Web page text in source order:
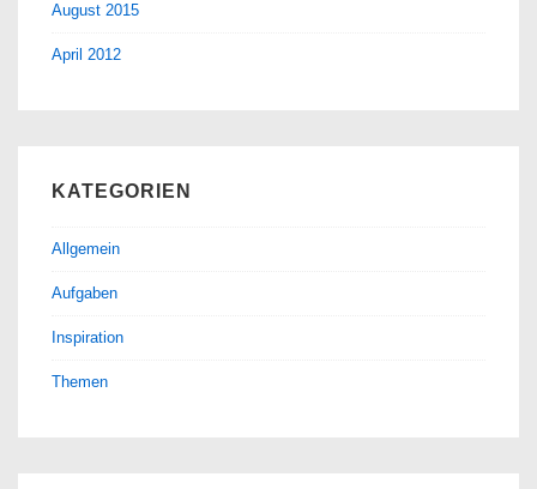
August 2015
April 2012
KATEGORIEN
Allgemein
Aufgaben
Inspiration
Themen